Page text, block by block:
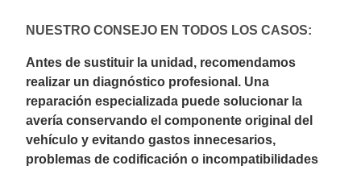
NUESTRO CONSEJO EN TODOS LOS CASOS:
Antes de sustituir la unidad, recomendamos
realizar un diagnóstico profesional. Una
reparación especializada puede solucionar la
avería conservando el componente original del
vehículo y evitando gastos innecesarios,
problemas de codificación o incompatibilidades